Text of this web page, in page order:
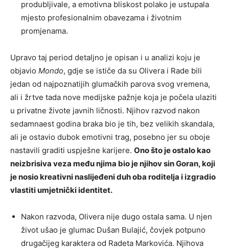
produbljivale, a emotivna bliskost polako je ustupala
mjesto profesionalnim obavezama i životnim
promjenama.
Upravo taj period detaljno je opisan i u analizi koju je
objavio Mondo, gdje se ističe da su Olivera i Rade bili
jedan od najpoznatijih glumačkih parova svog vremena,
ali i žrtve tada nove medijske pažnje koja je počela ulaziti
u privatne živote javnih ličnosti. Njihov razvod nakon
sedamnaest godina braka bio je tih, bez velikih skandala,
ali je ostavio dubok emotivni trag, posebno jer su oboje
nastavili graditi uspješne karijere. Ono što je ostalo kao
neizbrisiva veza među njima bio je njihov sin Goran, koji
je nosio kreativni naslijeđeni duh oba roditelja i izgradio
vlastiti umjetnički identitet.
Nakon razvoda, Olivera nije dugo ostala sama. U njen
život ušao je glumac Dušan Bulajić, čovjek potpuno
drugačijeg karaktera od Radeta Markovića. Njihova